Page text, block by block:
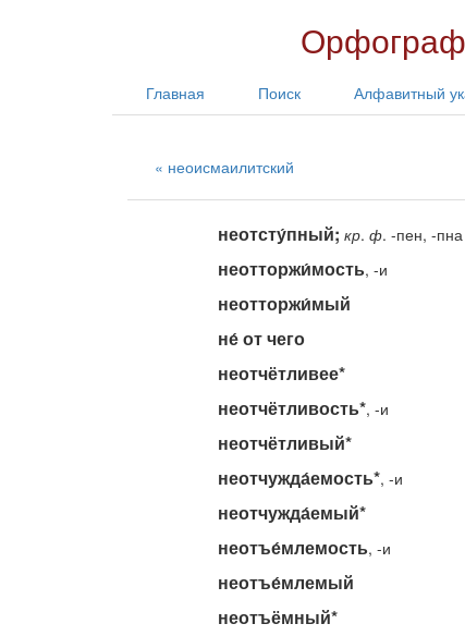
Главная Поиск Алфавитный
неоисмаилитский
неотсту́пный; кр. ф. -пен, -пна
неотторжи́мость, -и
неотторжи́мый
не́ от чего
неотчётливее*
неотчётливость*, -и
неотчётливый*
неотчужда́емость*, -и
неотчужда́емый*
неотъе́млемость, -и
неотъе́млемый
неотъёмный*